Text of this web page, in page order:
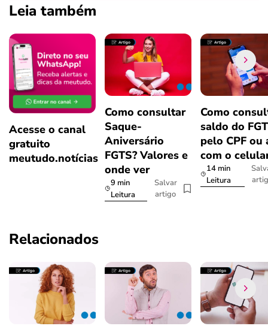
Leia também
Acesse o canal
gratuito
meutudo.notícias
Como consultar
Saque-
Aniversário
FGTS? Valores e
onde ver
9 min
Leitura
Salvar
artigo
Como
saldo do
pelo CPF ou
com o
14 min
Leitura
Relacionados